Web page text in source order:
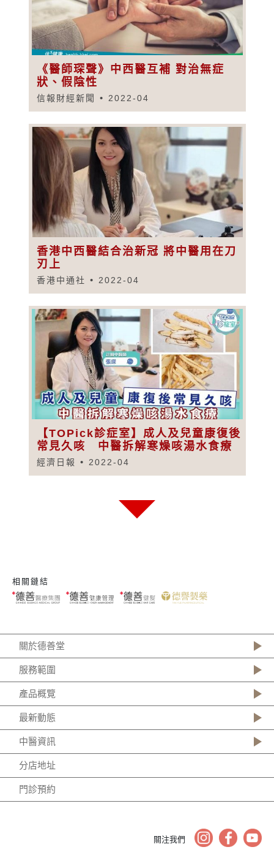
《醫師琛聲》中西醫互補 對治無症
狀、假陰性
信報財經新聞 2022-04
香港中西醫結合治新冠 將中醫用在刀
刃上
香港中通社 2022-04
【TOPick診症室】成人及兒童康復後
常見久咳 中醫拆解寒燥咳湯水食療
經濟日報 2022-04
相關鏈結
關於德善堂
服務範圍
產品概覽
最新動態
中醫資訊
分店地址
門診預約
關注我們